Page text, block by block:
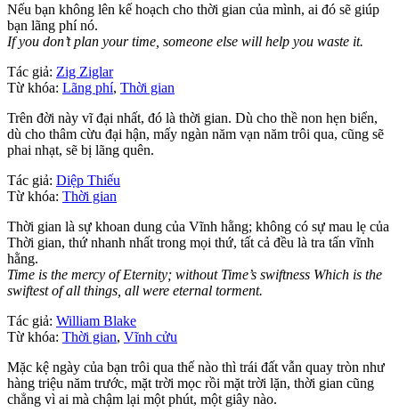
Nếu bạn không lên kế hoạch cho thời gian của mình, ai đó sẽ giúp
bạn lãng phí nó.
If you don’t plan your time, someone else will help you waste it.
Tác giả: Zig Ziglar
Từ khóa: Lãng phí, Thời gian
Trên đời này vĩ đại nhất, đó là thời gian. Dù cho thề non hẹn biển,
dù cho thâm cừu đại hận, mấy ngàn năm vạn năm trôi qua, cũng sẽ
phai nhạt, sẽ bị lãng quên.
Tác giả: Diệp Thiếu
Từ khóa: Thời gian
Thời gian là sự khoan dung của Vĩnh hằng; không có sự mau lẹ của
Thời gian, thứ nhanh nhất trong mọi thứ, tất cả đều là tra tấn vĩnh
hằng.
Time is the mercy of Eternity; without Time’s swiftness Which is the
swiftest of all things, all were eternal torment.
Tác giả: William Blake
Từ khóa: Thời gian, Vĩnh cửu
Mặc kệ ngày của bạn trôi qua thế nào thì trái đất vẫn quay tròn như
hàng triệu năm trước, mặt trời mọc rồi mặt trời lặn, thời gian cũng
chẳng vì ai mà chậm lại một phút, một giây nào.